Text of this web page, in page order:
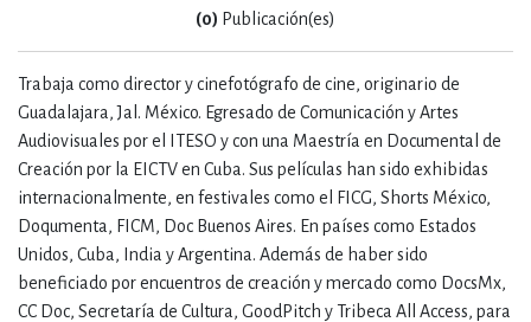
Trabaja como director y cinefotógrafo de cine, originario de
Guadalajara, Jal. México. Egresado de Comunicación y Artes
Audiovisuales por el ITESO y con una Maestría en Documental de
Creación por la EICTV en Cuba. Sus películas han sido exhibidas
internacionalmente, en festivales como el FICG, Shorts México,
Doqumenta, FICM, Doc Buenos Aires. En países como Estados
Unidos, Cuba, India y Argentina. Además de haber sido
beneficiado por encuentros de creación y mercado como DocsMx,
CC Doc, Secretaría de Cultura, GoodPitch y Tribeca All Access, para
(0) Publicación(es)